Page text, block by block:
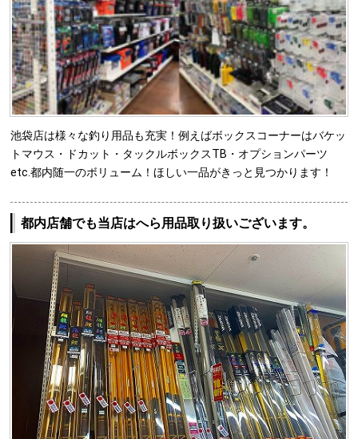
池袋店は様々な釣り用品も充実！例えばボックスコーナーはバケッ
トマウス・ドカット・タックルボックスTB・オプションパーツ
etc.都内随一のボリューム！ほしい一品がきっと見つかります！
都内店舗でも当店はへら用品取り扱いございます。